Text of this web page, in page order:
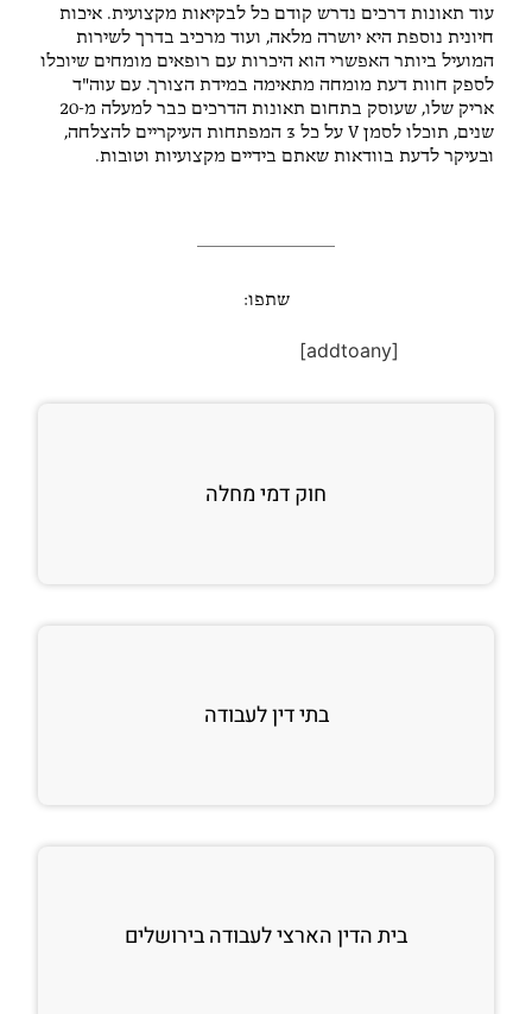
עוד תאונות דרכים נדרש קודם כל לבקיאות מקצועית. איכות
חיונית נוספת היא יושרה מלאה, ועוד מרכיב בדרך לשירות
המועיל ביותר האפשרי הוא היכרות עם רופאים מומחים שיוכלו
לספק חוות דעת מומחה מתאימה במידת הצורך. עם עוה"ד
אריק שלו, שעוסק בתחום תאונות הדרכים כבר למעלה מ-20
שנים, תוכלו לסמן V על כל 3 המפתחות העיקריים להצלחה,
ובעיקר לדעת בוודאות שאתם בידיים מקצועיות וטובות.
שתפו:
[addtoany]
חוק דמי מחלה
בתי דין לעבודה
בית הדין הארצי לעבודה בירושלים